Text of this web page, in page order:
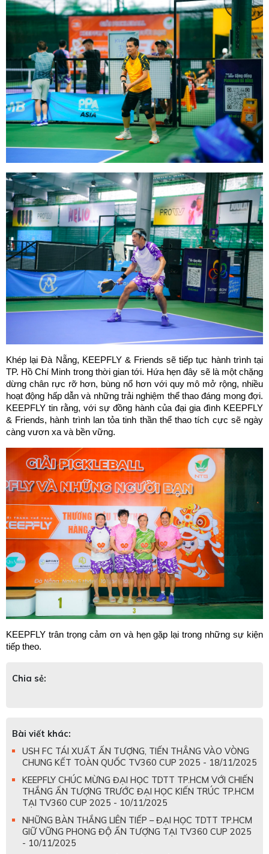
Khép lại Đà Nẵng, KEEPFLY & Friends sẽ tiếp tục hành trình tại
TP. Hồ Chí Minh trong thời gian tới. Hứa hẹn đây sẽ là một chặng
dừng chân rực rỡ hơn, bùng nổ hơn với quy mô mở rộng, nhiều
hoạt động hấp dẫn và những trải nghiệm thể thao đáng mong đợi.
KEEPFLY tin rằng, với sự đồng hành của đại gia đình KEEPFLY
& Friends, hành trình lan tỏa tinh thần thể thao tích cực sẽ ngày
càng vươn xa và bền vững.
KEEPFLY trân trọng cảm ơn và hẹn gặp lại trong những sự kiện
tiếp theo.
Chia sẻ:
Bài viết khác:
USH FC TÁI XUẤT ẤN TƯỢNG, TIẾN THẲNG VÀO VÒNG
CHUNG KẾT TOÀN QUỐC TV360 CUP 2025 - 18/11/2025
KEEPFLY CHÚC MỪNG ĐẠI HỌC TDTT TP.HCM VỚI CHIẾN
THẮNG ẤN TƯỢNG TRƯỚC ĐẠI HỌC KIẾN TRÚC TP.HCM
TẠI TV360 CUP 2025 - 10/11/2025
NHỮNG BÀN THẮNG LIÊN TIẾP – ĐẠI HỌC TDTT TP.HCM
GIỮ VỮNG PHONG ĐỘ ẤN TƯỢNG TẠI TV360 CUP 2025
- 10/11/2025